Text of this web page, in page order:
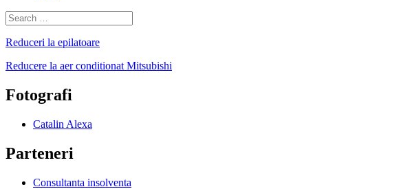
Search
for:
Reduceri la epilatoare
Reducere la aer conditionat Mitsubishi
Fotografi
Catalin Alexa
Parteneri
Consultanta insolventa